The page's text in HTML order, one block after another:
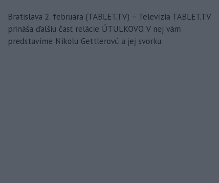
Bratislava 2. februára (TABLET.TV) – Televízia TABLET.TV
prináša ďalšiu časť relácie ÚTULKOVO. V nej vám
predstavíme Nikolu Gettlerovú a jej svorku.